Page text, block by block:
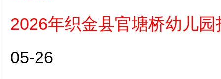
2026年织金县官塘桥幼儿
05-26